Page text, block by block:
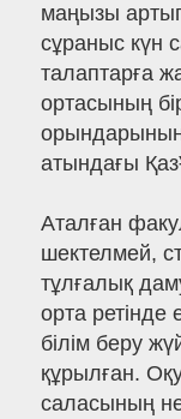
маңызы
сұраныс күн
талаптарға
ортасының
орындарының
атындағы
Аталған
шектелмей,
тұлғалық
орта ретінде
білім беру
құрылған.
саласының